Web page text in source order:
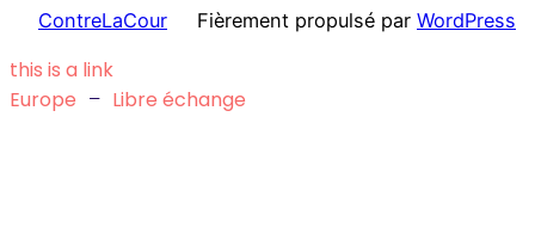
ContreLaCour Fièrement propulsé par WordPress
this is a link
Europe – Libre échange